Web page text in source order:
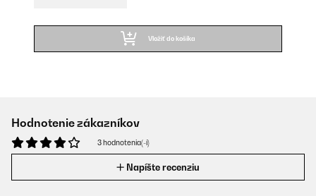
Vložiť do košíka
Hodnotenie zákazníkov
3 hodnotenia(-í)
Napíšte recenziu